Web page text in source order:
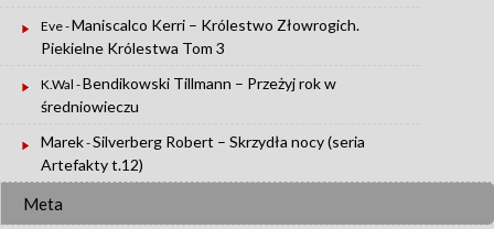
Eve-Maniscalco Kerri – Królestwo Złowrogich.
Piekielne Królestwa Tom 3
K.Wal -Bendikowski Tillmann – Przeżyj rok w
średniowieczu
Marek-Silverberg Robert – Skrzydła nocy (seria
Artefakty t.12)
Meta